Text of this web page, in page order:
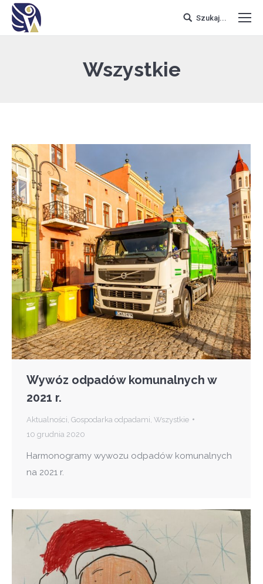
Szukaj...
Wszystkie
Wywóz odpadów komunalnych w
2021 r.
Aktualności Gospodarka odpadami Wszystkie
10 grudnia 2020
Harmonogramy wywozu odpadów komunalnych
na 2021 r.